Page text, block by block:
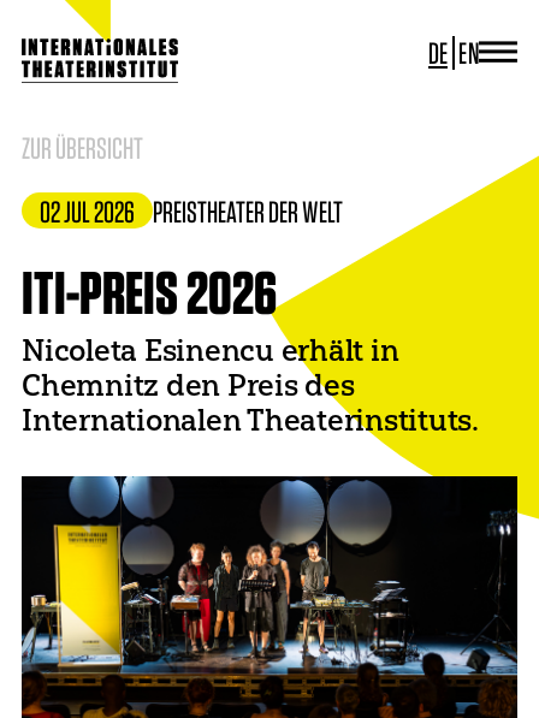
DE EN
ITI GERMANY
ITI WORLDWIDE
ZUR ÜBERSICHT
02 JUL 2026 PREISTHEATER DER WELT
ITI-PREIS 2026
Nicoleta Esinencu erhält in
Chemnitz den Preis des
Internationalen Theaterinstituts.